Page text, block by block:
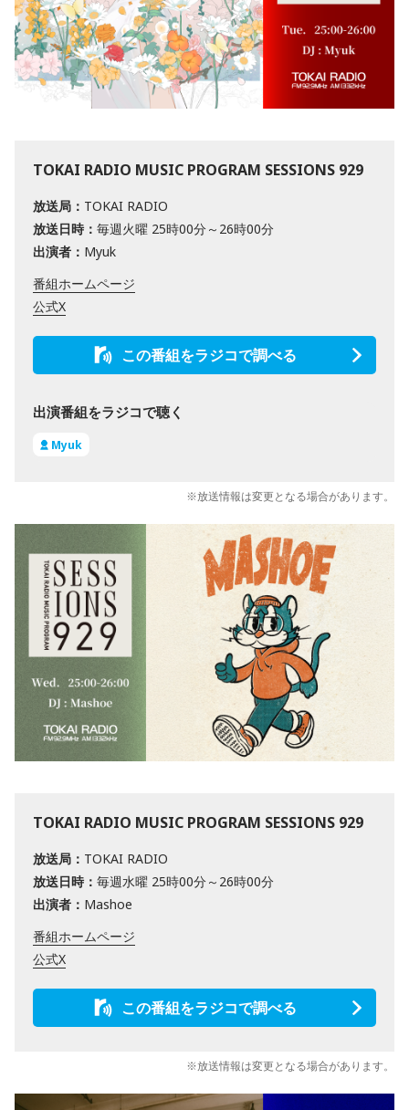
TOKAI RADIO MUSIC PROGRAM SESSIONS 929
放送局： TOKAI RADIO
放送日時： 毎週火曜 25時00分～26時00分
出演者： Myuk
番組ホームページ
公式X
この番組をラジコで調べる
出演番組をラジコで聴く
Myuk
※放送情報は変更となる場合があります。
TOKAI RADIO MUSIC PROGRAM SESSIONS 929
放送局： TOKAI RADIO
放送日時： 毎週水曜 25時00分～26時00分
出演者： Mashoe
番組ホームページ
公式X
この番組をラジコで調べる
※放送情報は変更となる場合があります。